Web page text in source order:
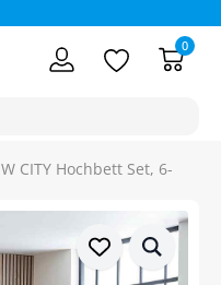
0
CITY Hochbett Set, 6-